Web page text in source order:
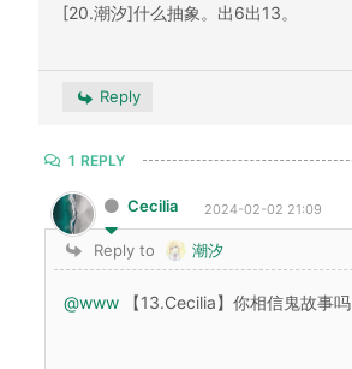
[20.潮汐]什么抽象。出6出13。
Reply
1 REPLY
Cecilia 2024-02-02 21:09
Reply to 潮汐
@www 【13.Cecilia】你相信鬼故事吗